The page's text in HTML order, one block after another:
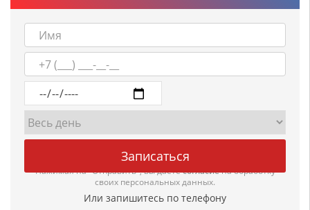
Нажимая на "Отправить", вы даетесогласиена обработку
своих персональных данных.
Или запишитесь по телефону